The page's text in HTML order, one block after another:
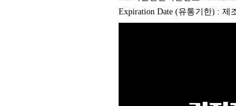
Expiration Date (유통기한) : 제